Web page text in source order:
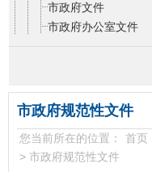
市政府文件
市政府办公室文件
2023年第1期
2022年第6期
2022年第5期
2022年第4期
市政府规范性文件
您当前所在的位置： 首页
> 市政府规范性文件